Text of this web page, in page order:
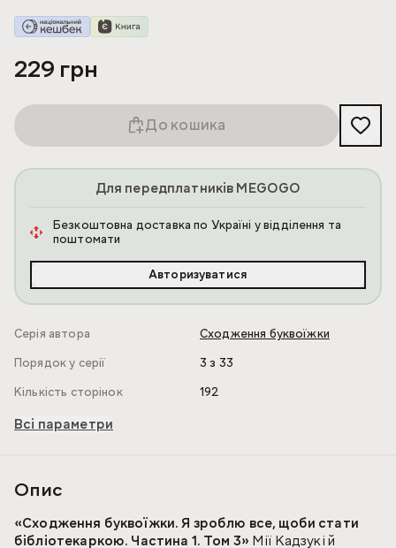
229 грн
До кошика
Для передплатників MEGOGO
Безкоштовна доставка по Україні у відділення та
поштомати
Авторизуватися
Серія автора
Сходження буквоїжки
Порядок у серії
3 з 33
Кількість сторінок
192
Всі параметри
Опис
«Сходження буквоїжки. Я зроблю все, щоби стати
бібліотекаркою. Частина 1. Том 3» Мії Кадзукі й